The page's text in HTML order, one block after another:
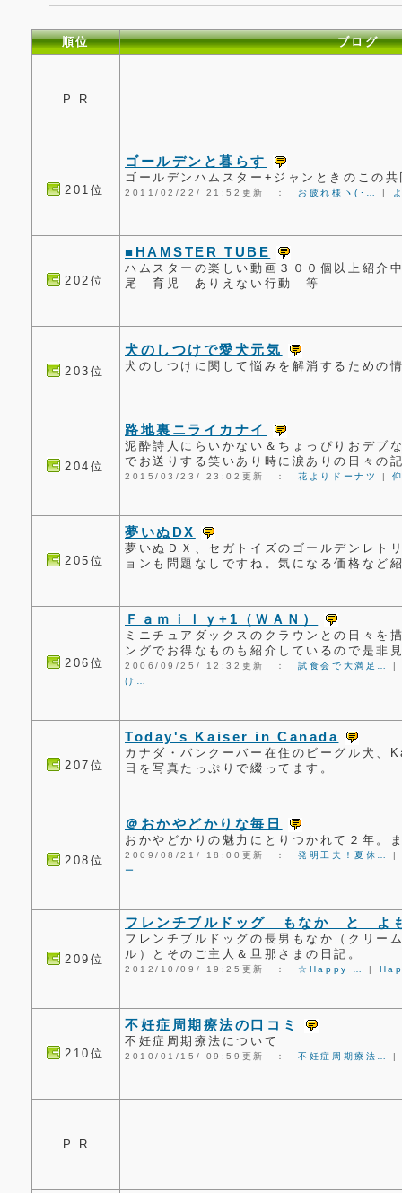
順位 ブログ
P R
201位
ゴールデンと暮らす
ゴールデンハムスター+ジャンときのこの
2011/02/22/ 21:52更新 ： お疲れ様ヽ(･… |
202位
■HAMSTER TUBE
ハムスターの楽しい動画３００個以上紹
尾 育児 ありえない行動 等
203位
犬のしつけで愛犬元気
犬のしつけに関して悩みを解消するための
204位
路地裏ニライカナイ
泥酔詩人にらいかない＆ちょっぴりおデブ
でお送りする笑いあり時に涙ありの日々の
2015/03/23/ 23:02更新 ：花よりドーナツ |
205位
夢いぬDX
夢いぬＤＸ、セガトイズのゴールデンレト
ョンも問題なしですね。気になる価格など
206位
Ｆａｍｉｌｙ+1（ＷＡＮ）
ミニチュアダックスのクラウンとの日々を
ングでお得なものも紹介しているので是非
2006/09/25/ 12:32更新 ：試食会で大満足…
け…
207位
Today's Kaiser in Canada
カナダ・バンクーバー在住のビーグル犬、
日を写真たっぷりで綴ってます。
208位
＠おかやどかりな毎日
おかやどかりの魅力にとりつかれて２年。
2009/08/21/ 18:00更新 ：発明工夫！夏休…
ー…
209位
フレンチブルドッグ もなか と よ
フレンチブルドッグの長男もなか（クリー
ル）とそのご主人＆旦那さまの日記。
2012/10/09/ 19:25更新 ： ☆Happy … |
210位
不妊症周期療法の口コミ
不妊症周期療法について
2010/01/15/ 09:59更新 ：不妊症周期療法…
P R